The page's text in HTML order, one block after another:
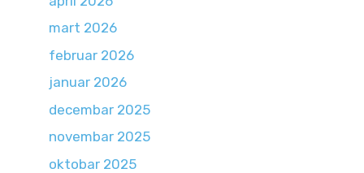
mart 2026
februar 2026
januar 2026
decembar 2025
novembar 2025
oktobar 2025